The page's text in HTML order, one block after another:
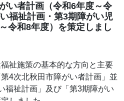
い者計画（令和6年度～令
福祉計画・第3期障がい児
令和8年度）を策定しまし
祉施策の基本的な方向と主要
4次北秋田市障がい者計画」並
福祉計画」及び「第3期障がい